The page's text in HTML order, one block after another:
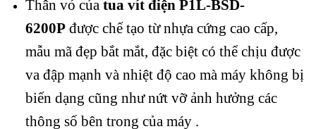
Thân vỏ của tua vít điện P1L-BSD-
6200Pđược chế tạo từ nhựa cứng cao cấp,
mẫu mã đẹp bắt mắt, đặc biệt có thể chịu được
va đập mạnh và nhiệt độ cao mà máy không bị
biến dạng cũng như nứt vỡ ảnh hưởng các
thông số bên trong của máy .